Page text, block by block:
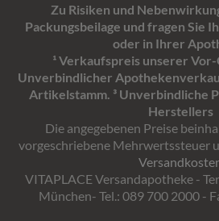
Zu Risiken und
Packungsbeilage und fragen Sie
oder in Ihrer
¹ Verkaufspreis unserer
Unverbindlicher
Artikelstamm. ³ Unverbindliche
Herstellers
Die angegebenen Preise
vorgeschriebene Mehrwertssteuer
VITAPLACE Versandapotheke -
München- Tel.: 089 700 2000 -